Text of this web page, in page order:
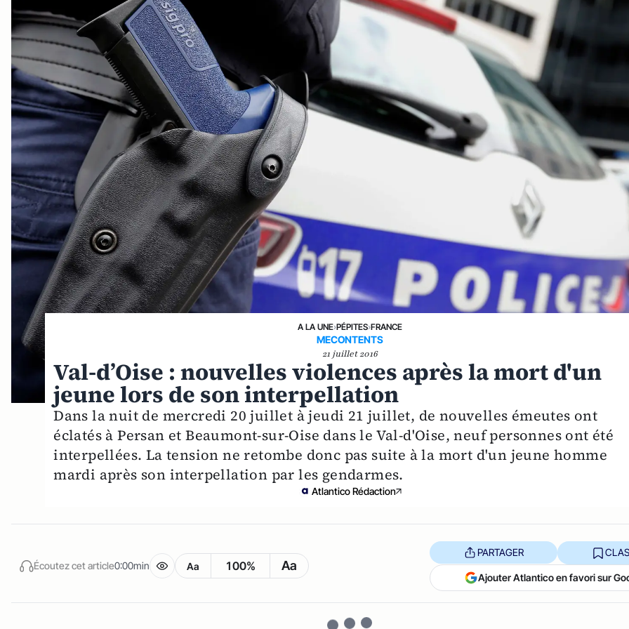
A LA UNE›PÉPITES›FRANCE
MECONTENTS
21 juillet 2016
Val-d’Oise : nouvelles violences après la mort d'un
jeune lors de son interpellation
Dans la nuit de mercredi 20 juillet à jeudi 21 juillet, de nouvelles émeutes ont
éclatés à Persan et Beaumont-sur-Oise dans le Val-d'Oise, neuf personnes ont été
interpellées. La tension ne retombe donc pas suite à la mort d'un jeune homme
mardi après son interpellation par les gendarmes.
Atlantico Rédaction
Écoutez cet article0:00min Aa 100% Aa
PARTAGER
Ajouter Atlantico en favori sur